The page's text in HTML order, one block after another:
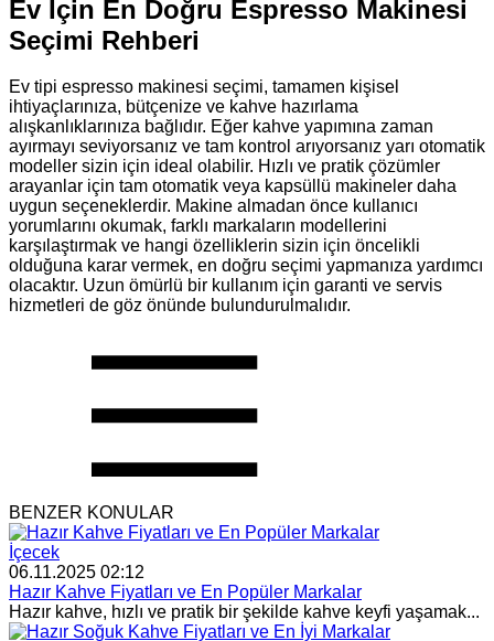
Ev İçin En Doğru Espresso Makinesi
Seçimi Rehberi
Ev tipi espresso makinesi seçimi, tamamen kişisel
ihtiyaçlarınıza, bütçenize ve kahve hazırlama
alışkanlıklarınıza bağlıdır. Eğer kahve yapımına zaman
ayırmayı seviyorsanız ve tam kontrol arıyorsanız yarı otomatik
modeller sizin için ideal olabilir. Hızlı ve pratik çözümler
arayanlar için tam otomatik veya kapsüllü makineler daha
uygun seçeneklerdir. Makine almadan önce kullanıcı
yorumlarını okumak, farklı markaların modellerini
karşılaştırmak ve hangi özelliklerin sizin için öncelikli
olduğuna karar vermek, en doğru seçimi yapmanıza yardımcı
olacaktır. Uzun ömürlü bir kullanım için garanti ve servis
hizmetleri de göz önünde bulundurulmalıdır.
BENZER KONULAR
İçecek
06.11.2025 02:12
Hazır Kahve Fiyatları ve En Popüler Markalar
Hazır kahve, hızlı ve pratik bir şekilde kahve keyfi yaşamak...